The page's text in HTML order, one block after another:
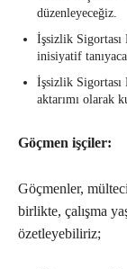
düzenleyeceğiz.
İşsizlik Sigortası
inisiyatif
İşsizlik Sigortası
aktarımı olarak
Göçmen işçiler:
Göçmenler,
birlikte, çalışma
özetleyebiliriz;